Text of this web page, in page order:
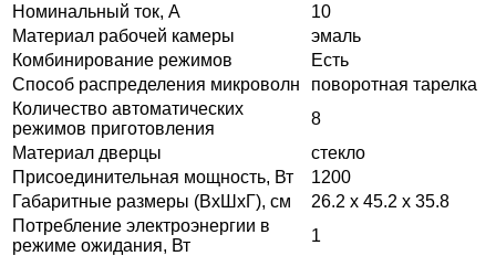
Номинальный ток, А
10
Материал рабочей камеры
эмаль
Комбинирование режимов
Есть
Способ распределения микроволн
поворотная тарелка
Количество автоматических
режимов приготовления
8
Материал дверцы
стекло
Присоединительная мощность, Вт
1200
Габаритные размеры (ВxШxГ), см
26.2 x 45.2 x 35.8
Потребление электроэнергии в
режиме ожидания, Вт
1